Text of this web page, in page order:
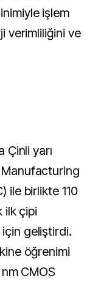
işlem
verimliliğini ve
Çinli yarı
ile birlikte 110
ilk çipi
geliştirdi.
öğrenimi
CMOS